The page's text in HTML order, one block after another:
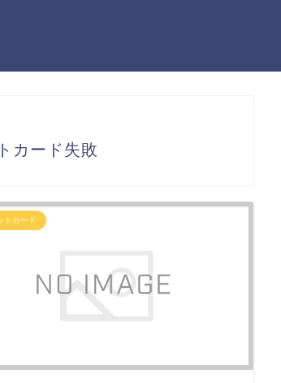
カード失敗
トカード